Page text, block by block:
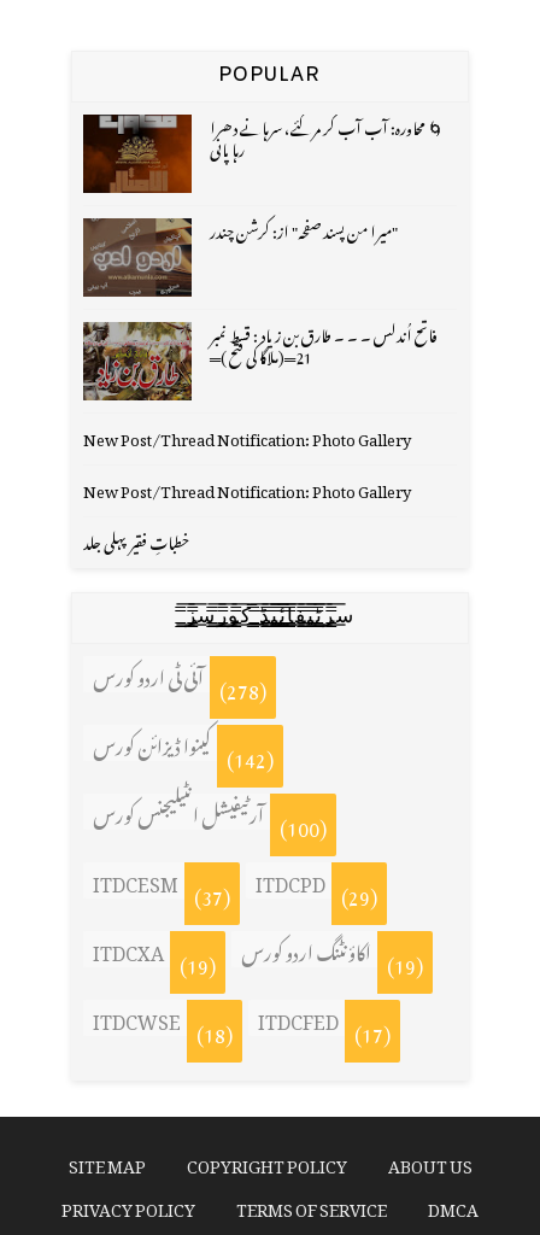
POPULAR
🌀 محاورہ: آب آب کر مر گئے، سرہانے دھرا
رہا پانی
"میرا من پسند صفحہ" از: کرشن چندر
فاتح اُندلس ۔ ۔ ۔ طارق بن زیاد : قسط نمبر
21═(ملاگا کی فتح )═
New Post/Thread Notification: Photo Gallery
New Post/Thread Notification: Photo Gallery
خطباتِ فقیر پہلی جلد
س̳̿͟͞ر̳̿͟͞ٹ̳̿͟͞ی̳̿͟͞ف̳̿͟͞ا̳̿͟͞ي̳̳̿ٔ̿͟͟͞͞ی̳̿͟͞ڈ̳̿͟͞ ̳̿͟͞ک̳̿͟͞و̳̿͟͞ر̳̿͟͞س̳̿͟͞ز̳̿͟͞
آئی ٹی اردو کورس (278)
کینوا ڈیزائن کورس (142)
آرٹیفیشل انٹیلیجنس کورس (100)
ITDCESM (37) ITDCPD (29)
ITDCXA (19) اکاؤنٹنگ اردو کورس (19)
ITDCWSE (18) ITDCFED (17)
ABOUT US
COPYRIGHT POLICY
SITE MAP
DMCA
TERMS OF SERVICE
PRIVACY POLICY